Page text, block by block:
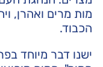
מות מרים ואהרן,
הכבוד.
ישנו דבר מיוחד